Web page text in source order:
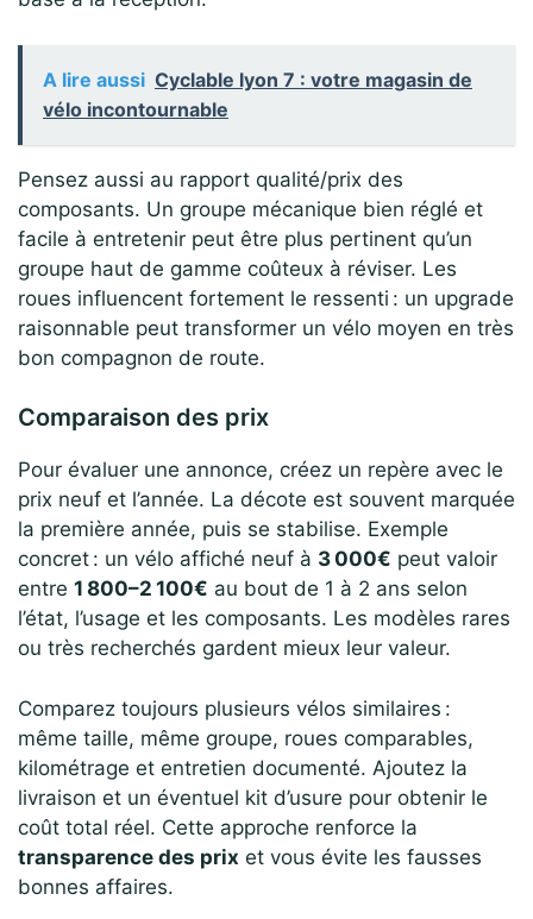
A lire aussi Cyclable lyon 7 : votre magasin de
vélo incontournable
Pensez aussi au rapport qualité/prix des
composants. Un groupe mécanique bien réglé et
facile à entretenir peut être plus pertinent qu’un
groupe haut de gamme coûteux à réviser. Les
roues influencent fortement le ressenti : un upgrade
raisonnable peut transformer un vélo moyen en très
bon compagnon de route.
Comparaison des prix
Pour évaluer une annonce, créez un repère avec le
prix neuf et l’année. La décote est souvent marquée
la première année, puis se stabilise. Exemple
concret : un vélo affiché neuf à 3 000€ peut valoir
entre 1 800–2 100€ au bout de 1 à 2 ans selon
l’état, l’usage et les composants. Les modèles rares
ou très recherchés gardent mieux leur valeur.
Comparez toujours plusieurs vélos similaires :
même taille, même groupe, roues comparables,
kilométrage et entretien documenté. Ajoutez la
livraison et un éventuel kit d’usure pour obtenir le
coût total réel. Cette approche renforce la
transparence des prix et vous évite les fausses
bonnes affaires.